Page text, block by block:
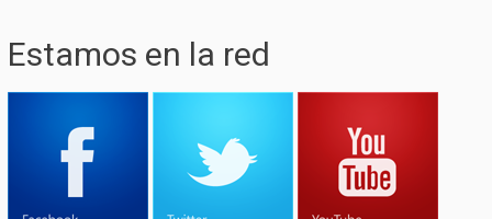
Estamos en la red